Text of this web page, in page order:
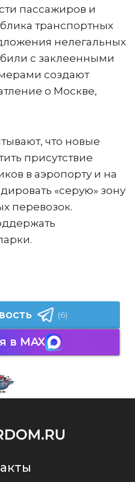
пассажиров и
транспортных
нелегальных
с заклеенными
создают
о Москве,
что новые
присутствие
в аэропорту и на
«серую» зону
перевозок.
(6)
в MAX